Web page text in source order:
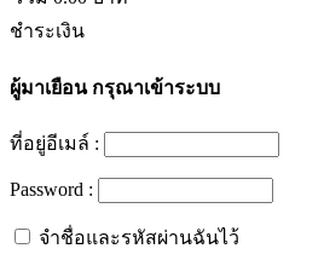
ชำระเงิน
ผู้มาเยือนกรุณาเข้าระบบ
ที่อยู่อีเมล์ :
Password :
จำชื่อและรหัสผ่านฉันไว้